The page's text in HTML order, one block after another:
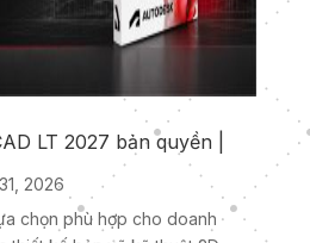
LT 2027 bản quyền |
2026
chọn phù hợp cho doanh